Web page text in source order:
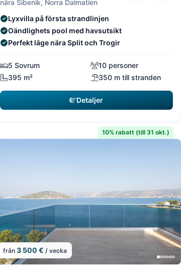
nära Sibenik, Norra Dalmatien
Lyxvilla på första strandlinjen
Oändlighets pool med havsutsikt
Perfekt läge nära Split och Trogir
5 Sovrum
10 personer
395 m²
350 m till stranden
Detaljer
10% rabatt (till 31 okt.)
från 3 500 € / vecka